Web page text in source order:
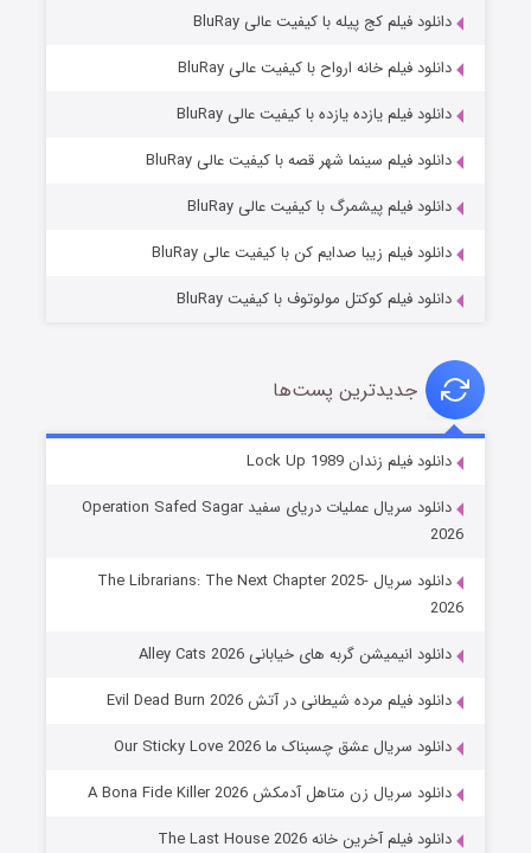
شوهر
عملیات آپارتمان
قسمت۲ (زیرنویس) منتشر شد
دانلود فیلم کج‌ پیله با کیفیت عالی BluRay
دانلود فیلم خانه ارواح با کیفیت عالی BluRay
دانلود فیلم یازده یازده با کیفیت عالی BluRay
دانلود فیلم سینما شهر قصه با کیفیت عالی BluRay
دانلود فیلم پیشمرگ با کیفیت عالی BluRay
دانلود فیلم زیبا صدایم کن با کیفیت عالی BluRay
دانلود فیلم کوکتل مولوتوف با کیفیت BluRay
جدیدترین پست‌ها
دانلود فیلم زندان Lock Up 1989
دانلود سریال عملیات دریای سفید Operation Safed Sagar
2026
دانلود سریال The Librarians: The Next Chapter 2025-
2026
دانلود انیمیشن گربه های خیابانی Alley Cats 2026
دانلود فیلم مرده شیطانی در آتش Evil Dead Burn 2026
دانلود سریال عشق چسبناک ما Our Sticky Love 2026
دانلود سریال زن متاهل آدمکش A Bona Fide Killer 2026
دانلود فیلم آخرین خانه The Last House 2026